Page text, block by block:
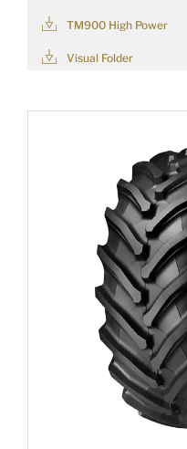
TM900 High Power
Visual Folder